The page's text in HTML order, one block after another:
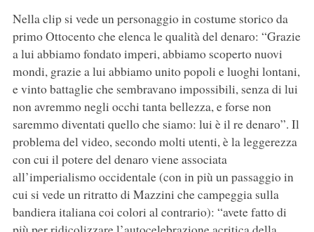
Nella clip si vede un personaggio in costume storico da
primo Ottocento che elenca le qualità del denaro: “Grazie
a lui abbiamo fondato imperi, abbiamo scoperto nuovi
mondi, grazie a lui abbiamo unito popoli e luoghi lontani,
e vinto battaglie che sembravano impossibili, senza di lui
non avremmo negli occhi tanta bellezza, e forse non
saremmo diventati quello che siamo: lui è il re denaro”. Il
problema del video, secondo molti utenti, è la leggerezza
con cui il potere del denaro viene associata
all’imperialismo occidentale (con in più un passaggio in
cui si vede un ritratto di Mazzini che campeggia sulla
bandiera italiana coi colori al contrario): “avete fatto di